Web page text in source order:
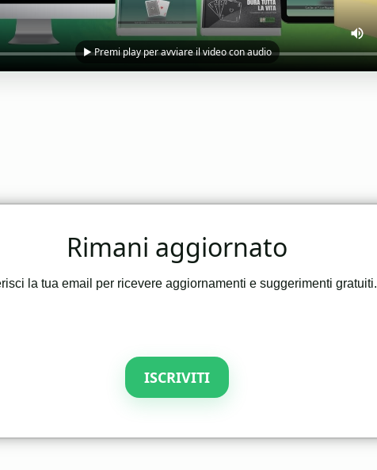
▶️ Premi play per avviare il video con audio
Rimani aggiornato
la tua email per ricevere aggiornamenti e suggerimenti gratuiti.
ISCRIVITI